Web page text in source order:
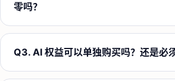
零吗？
Q3. AI 权益可以单独购买吗？还是必